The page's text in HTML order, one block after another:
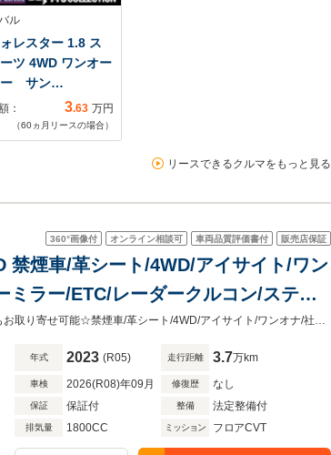
ル
レスター 1.8 ス
ツ 4WD ワンオー
ー サン…
： 3.63 万円
（60ヵ月リースの場合）
リースできるクルマをもっと見る
360°画像付 オンライン相談可 車両品質評価書付 販売店保証
禁煙車/革シート/4WD/アイサイト/ワン
ラー/ETC/レーダークルコン/ステア
トヒーター/パワーバックドア/BSM/コ
年式 2023 (R05) 走行距離 3.7万km
車検 2026(R08)年09月 修復歴 なし
保証 保証付 整備 法定整備付
排気量 1800CC ミッション フロアCVT